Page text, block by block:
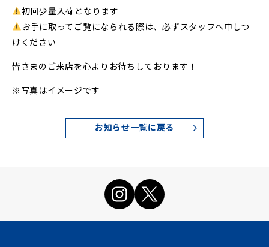
初回少量入荷となります
お手に取ってご覧になられる際は、必ずスタッフへ申しつ
けください
皆さまのご来店を心よりお待ちしております！
※写真はイメージです
お知らせ一覧に戻る